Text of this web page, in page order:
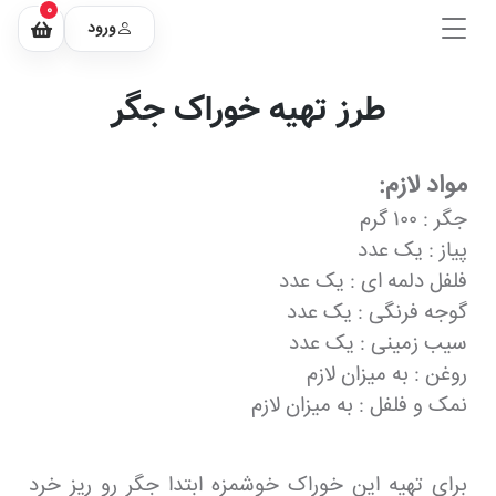
ورود
0
طرز تهیه خوراک جگر
مواد لازم:
جگر : ۱۰۰ گرم
پیاز : یک عدد
فلفل دلمه ای : یک عدد
گوجه فرنگی : یک عدد
سیب زمینی : یک عدد
روغن : به میزان لازم
نمک و فلفل : به میزان لازم
برای تهیه این خوراک خوشمزه ابتدا جگر رو ریز خرد